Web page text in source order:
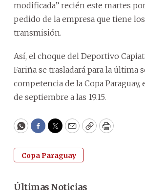
modificada” recién este martes
pedido de la empresa que tiene
transmisión.
Así, el choque del Deportivo
Fariña se trasladará para la última
competencia de la Copa Paraguay,
de septiembre a las 19.15.
WhatsApp
Facebook
Twitter
EmailCopyPrint
Copa Paraguay
Últimas Noticias